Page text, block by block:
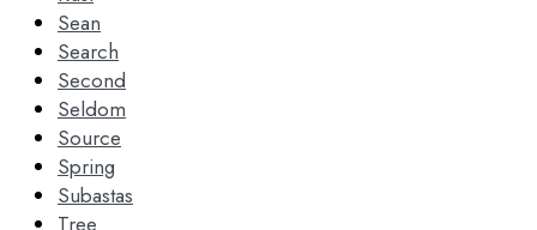
Sean
Search
Second
Seldom
Source
Spring
Subastas
Tree